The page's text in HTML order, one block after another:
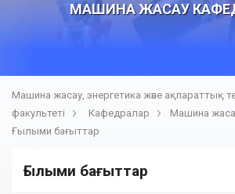
МАШИНА ЖАСАУ
Машина жасау, энергетика және ақпараттық
факультеті
Кафедралар
Машина
Ғылыми бағыттар
Ғылыми бағыттар